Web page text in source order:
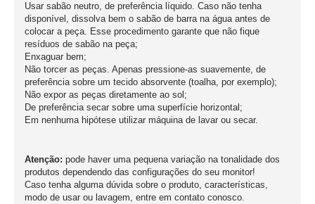
Usar sabão neutro, de preferência líquido. Caso não tenha
disponível, dissolva bem o sabão de barra na água antes de
colocar a peça. Esse procedimento garante que não fique
resíduos de sabão na peça;
Enxaguar bem;
Não torcer as peças. Apenas pressione-as suavemente, de
preferência sobre um tecido absorvente (toalha, por exemplo);
Não expor as peças diretamente ao sol;
De preferência secar sobre uma superfície horizontal;
Em nenhuma hipótese utilizar máquina de lavar ou secar.
Atenção: pode haver uma pequena variação na tonalidade dos
produtos dependendo das configurações do seu monitor!
Caso tenha alguma dúvida sobre o produto, características,
modo de usar ou lavagem, entre em contato conosco.